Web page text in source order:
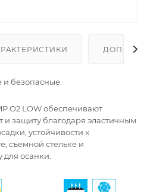
безопасные.
O2 LOW обеспечивают
защиту благодаря эластичным
устойчивости к
съемной стельке и
осанки.